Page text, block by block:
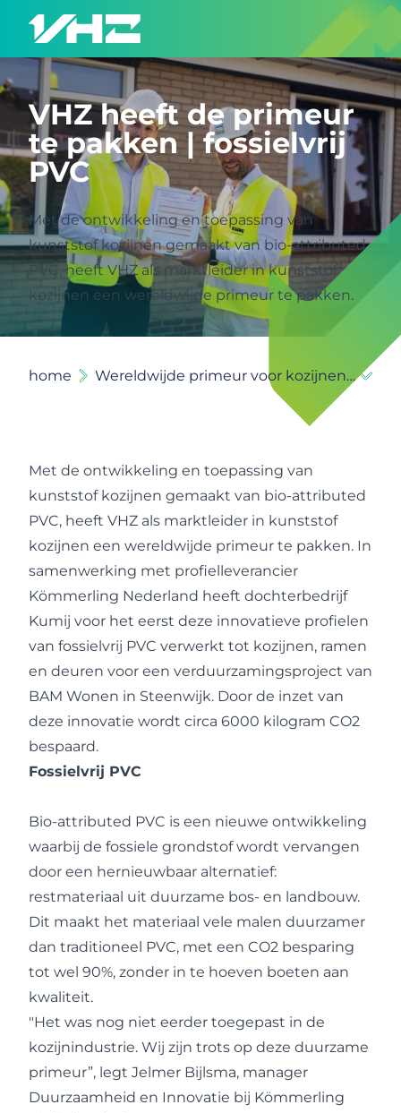
VHZ heeft de primeur
te pakken | fossielvrij
PVC
Met de ontwikkeling en toepassing van
kunststof kozijnen gemaakt van bio-attributed
PVC, heeft VHZ als marktleider in kunststof
kozijnen een wereldwijde primeur te pakken.
home Wereldwijde primeur voor kozijnen van fossielvrij PVC
Met de ontwikkeling en toepassing van
kunststof kozijnen gemaakt van bio-attributed
PVC, heeft VHZ als marktleider in kunststof
kozijnen een wereldwijde primeur te pakken. In
samenwerking met profielleverancier
Kömmerling Nederland heeft dochterbedrijf
Kumij voor het eerst deze innovatieve profielen
van fossielvrij PVC verwerkt tot kozijnen, ramen
en deuren voor een verduurzamingsproject van
BAM Wonen in Steenwijk. Door de inzet van
deze innovatie wordt circa 6000 kilogram CO2
bespaard.
Fossielvrij PVC
Bio-attributed PVC is een nieuwe ontwikkeling
waarbij de fossiele grondstof wordt vervangen
door een hernieuwbaar alternatief:
restmateriaal uit duurzame bos- en landbouw.
Dit maakt het materiaal vele malen duurzamer
dan traditioneel PVC, met een CO2 besparing
tot wel 90%, zonder in te hoeven boeten aan
kwaliteit.
"Het was nog niet eerder toegepast in de
kozijnindustrie. Wij zijn trots op deze duurzame
primeur”, legt Jelmer Bijlsma, manager
Duurzaamheid en Innovatie bij Kömmerling